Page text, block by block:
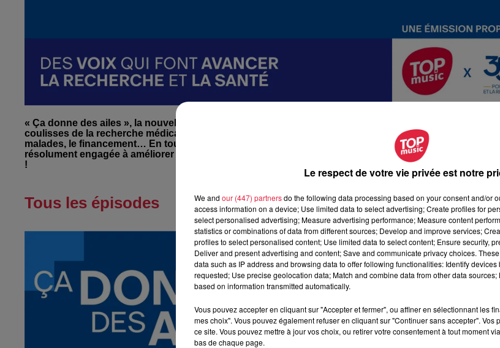
« Ça donne des ailes », la nouvelle émission de Top Music avec la Fondation Force, vous fait découvrir
coulisses de la recherche médicale en Alsace. Quelles sont les innovations, les actions concrètes pour
malades, le financement… En toute transparence, la Fondation Force nous éclaire sur les progrès
résolument engagée à améliorer notre qualité de vie. RDV tous les jours sur notre antenne. La Force
!
Tous les épisodes
Il est temps de nous rencontrer !
Il est temps de nous rencontrer !
Le respect de votre vie privée est notre
We and our (447) partnersdo the following data processing based on your consent and/or
access information on a device; Use limited data to select advertising; Create profiles for
select personalised advertising; Measure advertising performance; Measure content
statistics or combinations of data from different sources; Develop and improve services;
profiles to select personalised content; Use limited data to select content; Ensure security,
Deliver and present advertising and content; Save and communicate privacy choices.
data such as IP address and browsing data to offer following functionalities: Identify
requested; Use precise geolocation data; Match and combine data from other data
based on information transmitted automatically.
Vous pouvez accepter en cliquant sur "Accepter et fermer", ou affiner en sélectionnant les
mes choix". Vous pouvez également refuser en cliquant sur "Continuer sans accepter".
ce site. Vous pouvez mettre à jour vos choix, ou retirer votre consentement à tout moment
bas de chaque page.